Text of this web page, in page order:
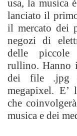
usa, la musica
lanciato il
il mercato dei
negozi di
delle piccole
rullino. Hanno
dei file .jpg
megapixel. E’
che
musica e dei